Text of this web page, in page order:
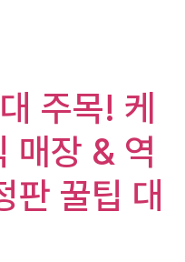
주목! 케
매장 & 역
판 꿀팁 대